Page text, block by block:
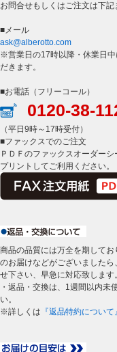
お問合せもしくはご注文は下記
■メール
ask@alberotto.com
※営業日の17時以降・休業日
だきます。
■お電話（フリーコール）
0120-38-
（平日9時～17時受付）
■ファックスでのご注文
ＰＤＦのファックスオーダーシ
プリントしてご利用ください。
商品の品質には万全を期して
のお届けなどがございました
せ下さい、早急に対応致します。
・返品・交換は、1週間以内未
い。
※詳しくは 『返品特約について』